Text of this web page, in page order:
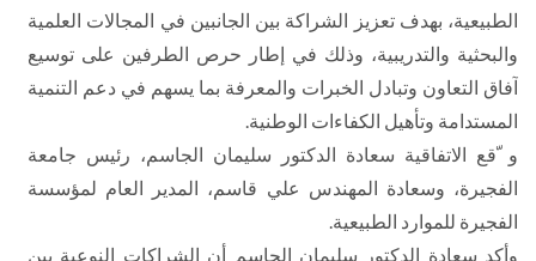
الطبيعية، بهدف تعزيز الشراكة بين الجانبين في المجالات العلمية
والبحثية والتدريبية، وذلك في إطار حرص الطرفين على توسيع
آفاق التعاون وتبادل الخبرات والمعرفة بما يسهم في دعم التنمية
المستدامة وتأهيل الكفاءات الوطنية.
و ّقع الاتفاقية سعادة الدكتور سليمان الجاسم، رئيس جامعة
الفجيرة، وسعادة المهندس علي قاسم، المدير العام لمؤسسة
الفجيرة للموارد الطبيعية.
وأكد سعادة الدكتور سليمان الجاسم أن الشراكات النوعية بين